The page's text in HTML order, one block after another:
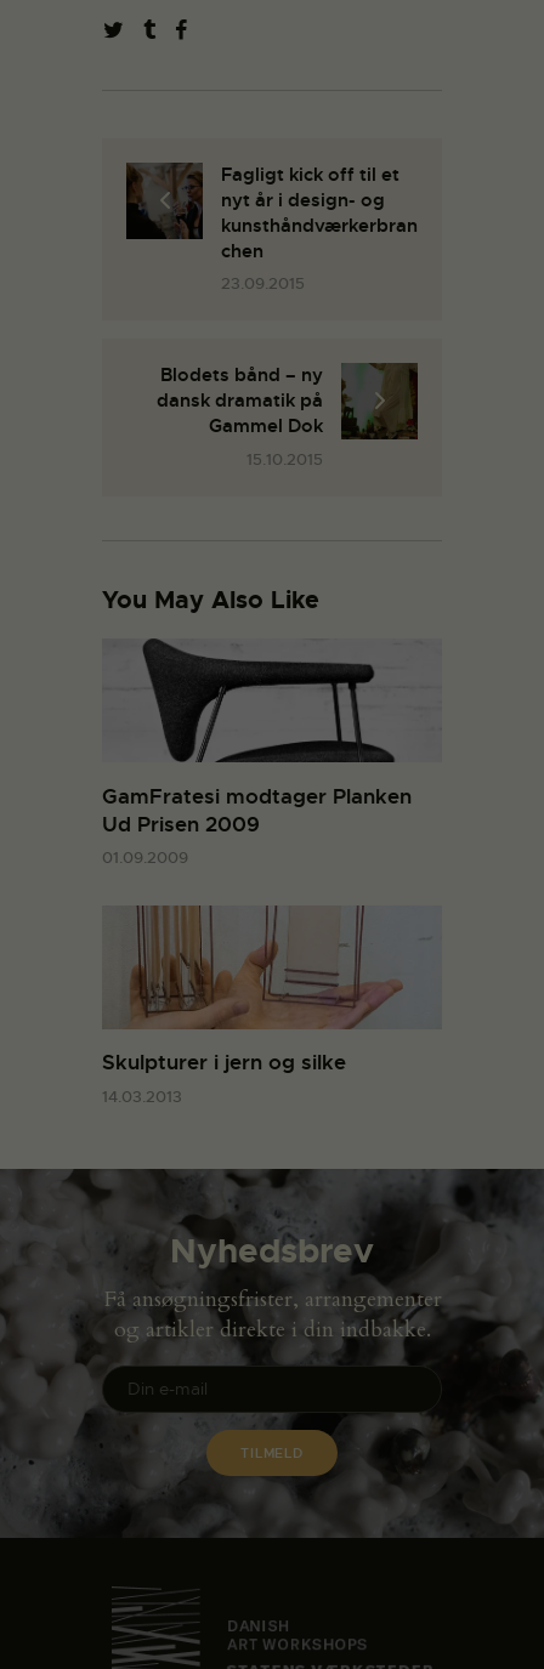
Fagligt kick off til et
nyt år i design- og
kunsthåndværkerbran
chen
23.09.2015
Blodets bånd – ny
dansk dramatik på
Gammel Dok
15.10.2015
You May Also Like
GamFratesi modtager Planken
Ud Prisen 2009
01.09.2009
Skulpturer i jern og silke
14.03.2013
Nyhedsbrev
Få ansøgningsfrister, arrangementer
og artikler direkte i din indbakke.